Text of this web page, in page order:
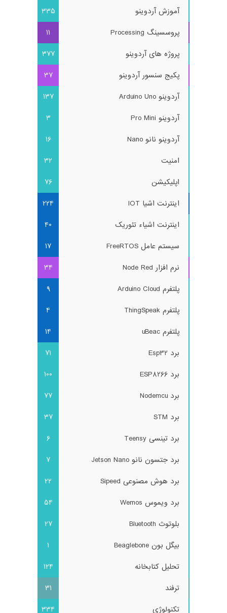
آموزش آردوینو
335
پروسسینگ Processing
11
پروژه های آردوینو
377
پکیج سنسور آردوینو
37
آردوینو Arduino Uno
137
آردوینو Pro Mini
3
آردوینو نانو Nano
16
امنیت
32
اپلیکیشن
76
اینترنت اشیا IOT
224
اینترنت اشیاء تئوریک
40
سیستم عامل FreeRTOS
17
نرم افزار Node Red
34
پلتفرم Arduino Cloud
9
پلتفرم ThingSpeak
4
پلتفرم uBeac
14
برد Esp32
71
برد ESP8266
100
برد Nodemcu
77
برد STM
37
برد تینسی Teensy
6
برد جتسون نانو Jetson Nano
7
برد هوش مصنوعی Sipeed
22
برد ویموس Wemos
54
بلوتوث Bluetooth
27
بیگل بون Beaglebone
1
تحلیل کتابخانه
124
ترفند
31
تکنولوژی
334